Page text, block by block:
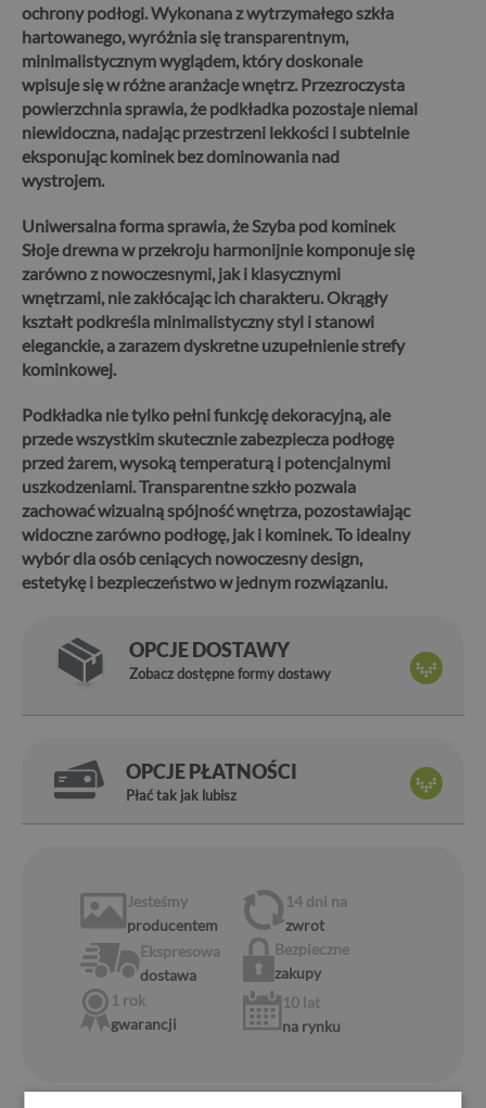
ochrony podłogi.Wykonana z wytrzymałego szkła
hartowanego, wyróżnia się transparentnym,
minimalistycznym wyglądem, który doskonale
wpisuje się w różne aranżacje wnętrz. Przezroczysta
powierzchnia sprawia, że podkładka pozostaje niemal
niewidoczna, nadając przestrzeni lekkości i subtelnie
eksponując kominek bez dominowania nad
wystrojem.
Uniwersalna forma sprawia, że Szyba pod kominek
Słoje drewna w przekroju harmonijnie komponuje się
zarówno z nowoczesnymi, jak i klasycznymi
wnętrzami, nie zakłócając ich charakteru. Okrągły
kształt podkreśla minimalistyczny styl i stanowi
eleganckie, a zarazem dyskretne uzupełnienie strefy
kominkowej.
Podkładka nie tylko pełni funkcję dekoracyjną, ale
przede wszystkim skutecznie zabezpiecza podłogę
przed żarem, wysoką temperaturą i potencjalnymi
uszkodzeniami. Transparentne szkło pozwala
zachować wizualną spójność wnętrza, pozostawiając
widoczne zarówno podłogę, jak i kominek.To idealny
wybór dla osób ceniących nowoczesny design,
estetykę i bezpieczeństwo w jednym rozwiązaniu.
OPCJE DOSTAWY
Zobacz dostępne formy dostawy
OPCJE PŁATNOŚCI
Płać tak jak lubisz
Jesteśmy
producentem
14 dni na
zwrot
Ekspresowa
dostawa
Bezpieczne
zakupy
1 rok
gwarancji
10 lat
na rynku